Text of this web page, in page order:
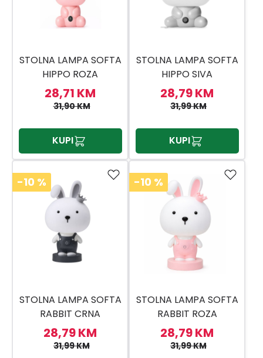
STOLNA LAMPA SOFTA
HIPPO ROZA
28,71 KM
31,90 KM
KUPI
STOLNA LAMPA SOFTA
HIPPO SIVA
28,79 KM
31,99 KM
KUPI
-10 %
STOLNA LAMPA SOFTA
RABBIT CRNA
28,79 KM
31,99 KM
-10 %
STOLNA LAMPA SOFTA
RABBIT ROZA
28,79 KM
31,99 KM